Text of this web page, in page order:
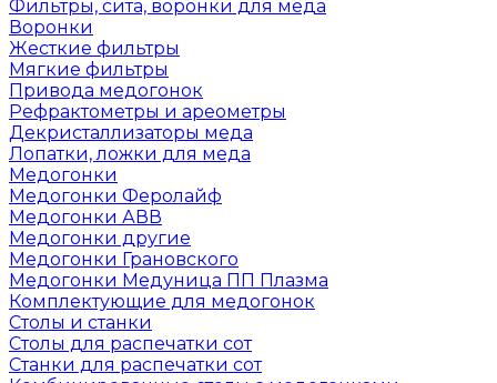
Фильтры, сита, воронки для меда
Воронки
Жесткие фильтры
Мягкие фильтры
Привода медогонок
Рефрактометры и ареометры
Декристаллизаторы меда
Лопатки, ложки для меда
Медогонки
Медогонки Феролайф
Медогонки АВВ
Медогонки другие
Медогонки Грановского
Медогонки Медуница ПП Плазма
Комплектующие для медогонок
Столы и станки
Столы для распечатки сот
Станки для распечатки сот